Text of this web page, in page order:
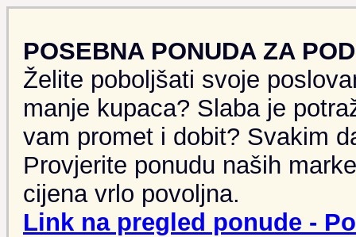
POSEBNA PONUDA ZA
Želite poboljšati svoje
manje kupaca? Slaba je
vam promet i dobit? Svakim
Provjerite ponudu naših
cijena vrlo povoljna.
Link na pregled ponude -